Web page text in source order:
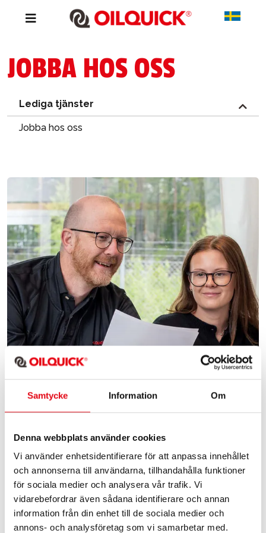
Samtycke Information Om
Denna webbplats använder cookies
Vi använder enhetsidentifierare för att anpassa innehållet
och annonserna till användarna, tillhandahålla funktioner
för sociala medier och analysera vår trafik. Vi
vidarebefordrar även sådana identifierare och annan
information från din enhet till de sociala medier och
annons- och analysföretag som vi samarbetar med.
JOBBA HOS OSS
Lediga tjänster
Jobba hos oss
SPONTANANSÖKAN
Vill du bli en del av vårt team?
Skicka in en spontanansökan ävenom tjänsten inte ligger
ute.